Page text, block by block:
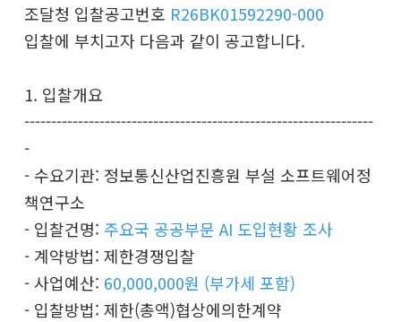
조달청 입찰공고번호 R26BK01592290-000
입찰에 부치고자 다음과 같이 공고합니다.
1. 입찰개요
-----------------------------------------------------------------
-
- 수요기관: 정보통신산업진흥원 부설 소프트웨어정
책연구소
- 입찰건명: 주요국 공공부문 AI 도입현황 조사
- 계약방법: 제한경쟁입찰
- 사업예산: 60,000,000원 (부가세 포함)
- 입찰방법: 제한(총액)협상에의한계약